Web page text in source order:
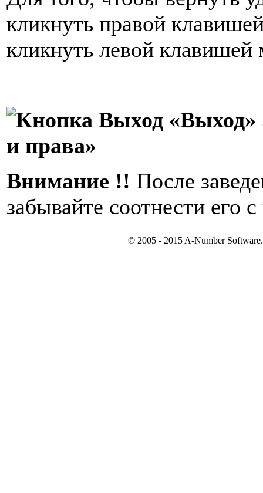
кликнуть правой
кликнуть левой
«Выход»
и права»
Внимание !! После
забывайте соотнести его
© 2005 - 2015 A-Number